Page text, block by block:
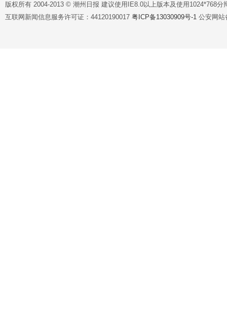
版权所有 2004-2013 © 潮州日报 建议使用IE8.0以上版本及使用1024*768分
互联网新闻信息服务许可证：44120190017 粤ICP备13030909号-1 公安网站